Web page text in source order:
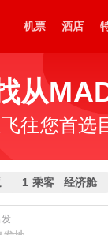
机票 酒店
从
往您首选
1 乘客 经济舱
发